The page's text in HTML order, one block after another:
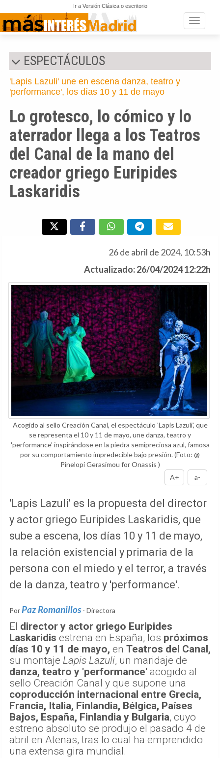
Ir a Versión Clásica o escritorio
Toggle
ESPECTÁCULOS
'Lapis Lazuli' une en escena danza, teatro y
'performance', los días 10 y 11 de mayo
Lo grotesco, lo cómico y lo
aterrador llega a los Teatros
del Canal de la mano del
creador griego Euripides
Laskaridis
26 de abril de 2024, 10:53h
Actualizado: 26/04/2024 12:22h
Acogido al sello Creación Canal, el espectáculo 'Lapis Lazuli', que
se representa el 10 y 11 de mayo, une danza, teatro y
'performance' inspirándose en la piedra semipreciosa azul, famosa
por su comportamiento impredecible bajo presión.(Foto: @
Pinelopi Gerasimou for Onassis )
A+
a-
'Lapis Lazuli' es la propuesta del director
y actor griego Euripides Laskaridis, que
sube a escena, los días 10 y 11 de mayo,
la relación existencial y primaria de la
persona con el miedo y el terror, a través
de la danza, teatro y 'performance'.
Por Paz Romanillos - Directora
El director y actor griego Euripides
Laskaridis estrena en España, los próximos
días 10 y 11 de mayo, en Teatros del Canal,
su montaje Lapis Lazuli, un maridaje de
danza, teatro y 'performance' acogido al
sello Creación Canal y que supone una
coproducción internacional entre Grecia,
Francia, Italia, Finlandia, Bélgica, Países
Bajos, España, Finlandia y Bulgaria, cuyo
estreno absoluto se produjo el pasado 4 de
abril en Atenas, tras lo cual ha emprendido
una extensa gira mundial.